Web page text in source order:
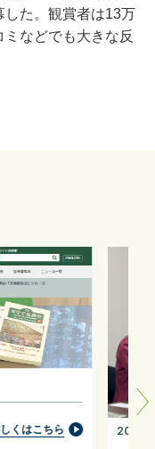
た。観賞者は13万
などでも大きな反
くはこちら 2026.